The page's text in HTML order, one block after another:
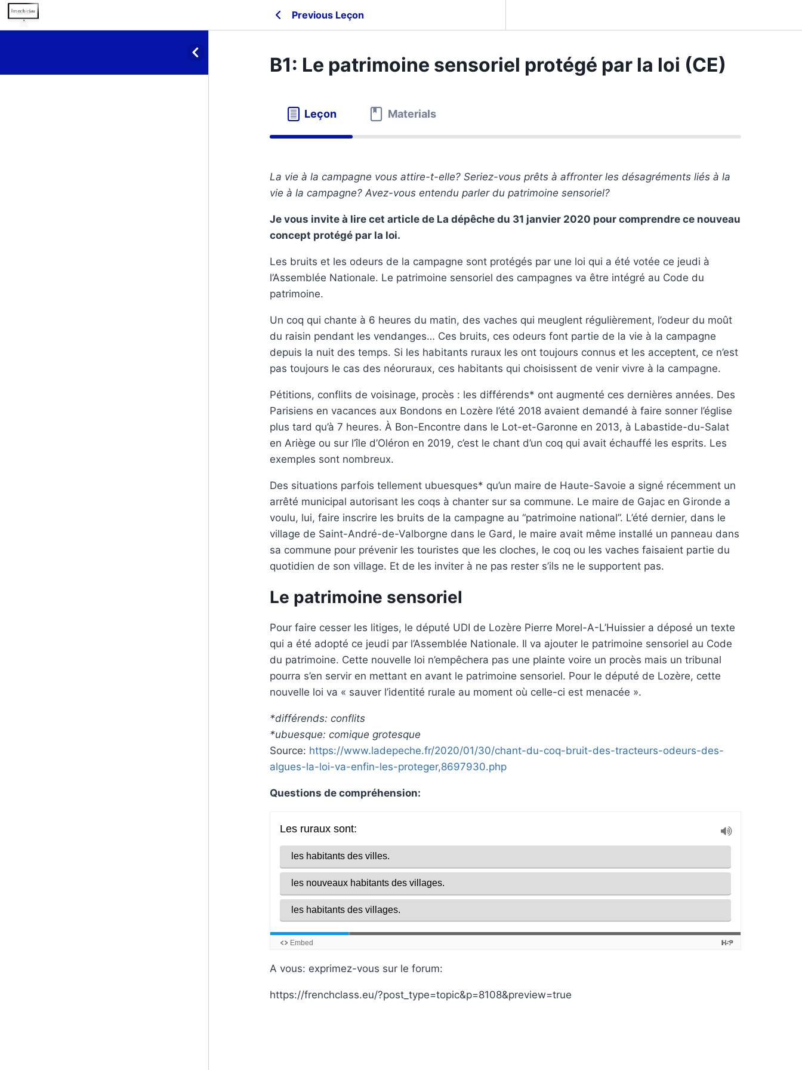
Previous Leçon
B1: Le patrimoine sensoriel protégé par la loi (CE)
Leçon Materials
La vie à la campagne vous attire-t-elle? Seriez-vous prêts à affronter les désagréments liés à la
vie à la campagne? Avez-vous entendu parler du patrimoine sensoriel?
Je vous invite à lire cet article de La dépêche du 31 janvier 2020 pour comprendre ce nouveau
concept protégé par la loi.
Les bruits et les odeurs de la campagne sont protégés par une loi qui a été votée ce jeudi à
l’Assemblée Nationale. Le patrimoine sensoriel des campagnes va être intégré au Code du
patrimoine.
Un coq qui chante à 6 heures du matin, des vaches qui meuglent régulièrement, l’odeur du moût
du raisin pendant les vendanges… Ces bruits, ces odeurs font partie de la vie à la campagne
depuis la nuit des temps. Si les habitants ruraux les ont toujours connus et les acceptent, ce n’est
pas toujours le cas des néoruraux, ces habitants qui choisissent de venir vivre à la campagne.
Pétitions, conflits de voisinage, procès : les différends* ont augmenté ces dernières années. Des
Parisiens en vacances aux Bondons en Lozère l’été 2018 avaient demandé à faire sonner l’église
plus tard qu’à 7 heures. À Bon-Encontre dans le Lot-et-Garonne en 2013, à Labastide-du-Salat
en Ariège ou sur l’île d’Oléron en 2019, c’est le chant d’un coq qui avait échauffé les esprits. Les
exemples sont nombreux.
Des situations parfois tellement ubuesques* qu’un maire de Haute-Savoie a signé récemment un
arrêté municipal autorisant les coqs à chanter sur sa commune. Le maire de Gajac en Gironde a
voulu, lui, faire inscrire les bruits de la campagne au “patrimoine national”. L’été dernier, dans le
village de Saint-André-de-Valborgne dans le Gard, le maire avait même installé un panneau dans
sa commune pour prévenir les touristes que les cloches, le coq ou les vaches faisaient partie du
quotidien de son village. Et de les inviter à ne pas rester s’ils ne le supportent pas.
Le patrimoine sensoriel
Pour faire cesser les litiges, le député UDI de Lozère Pierre Morel-A-L’Huissier a déposé un texte
qui a été adopté ce jeudi par l’Assemblée Nationale. Il va ajouter le patrimoine sensoriel au Code
du patrimoine. Cette nouvelle loi n’empêchera pas une plainte voire un procès mais un tribunal
pourra s’en servir en mettant en avant le patrimoine sensoriel. Pour le député de Lozère, cette
nouvelle loi va « sauver l’identité rurale au moment où celle-ci est menacée ».
*différends: conflits
*ubuesque: comique grotesque
Source: https://www.ladepeche.fr/2020/01/30/chant-du-coq-bruit-des-tracteurs-odeurs-des-
algues-la-loi-va-enfin-les-proteger,8697930.php
Questions de compréhension:
A vous: exprimez-vous sur le forum:
https://frenchclass.eu/?post_type=topic&p=8108&preview=true